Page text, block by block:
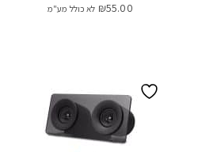
₪55.00 לא כולל מע"מ